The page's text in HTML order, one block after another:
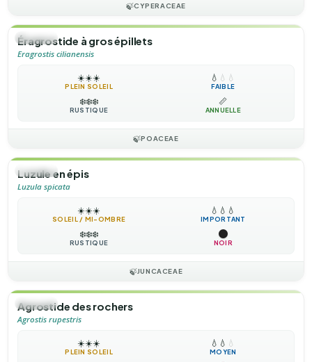
🍃CYPERACEAE
🌿HERBE
Éragrostide à gros épillets
Eragrostis cilianensis
☀️☀️☀️
PLEIN SOLEIL
💧 💧 💧
FAIBLE
❄️❄️❄️
RUSTIQUE
📏
ANNUELLE
🍃POACEAE
🌿HERBE
Luzule en épis
Luzula spicata
☀️☀️☀️
SOLEIL / MI-OMBRE
💧 💧 💧
IMPORTANT
❄️❄️❄️
RUSTIQUE NOIR
🍃JUNCACEAE
🌿HERBE
Agrostide des rochers
Agrostis rupestris
☀️☀️☀️
PLEIN SOLEIL
💧 💧 💧
MOYEN